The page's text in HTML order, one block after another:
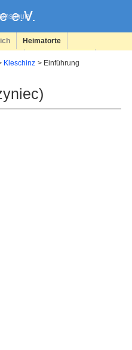
Heimatorte
Kleschinz Einführung